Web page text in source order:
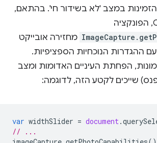
במצב 'לא בשידור חי'. בהתאם,
מחזירה אובייקט
עם ההגדרות הנוכחיות הספציפיות.
הפחתת העיניים האדומות ומצב
שייכים לקטע הזה, לדוגמה:
var widthSlider = document.
// ...